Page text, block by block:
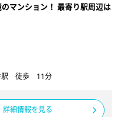
マンション！ 最寄り駅周辺は
駅 徒歩 11分
詳細情報を見る